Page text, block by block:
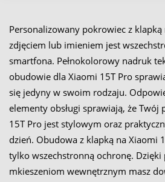
Personalizowany pokrowiec z klapką
zdjęciem lub imieniem jest
smartfona. Pełnokolorowy nadruk
obudowie dla Xiaomi 15T Pro
się jedyny w swoim rodzaju.
elementy obsługi sprawiają, że Twój
15T Pro jest stylowym oraz
dzień. Obudowa z klapką na Xiaomi
tylko wszechstronną ochronę. Dzięki
mkieszeniom wewnętrznym masz